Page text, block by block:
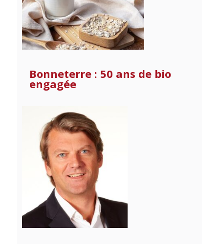
Bonneterre : 50 ans de bio
engagée